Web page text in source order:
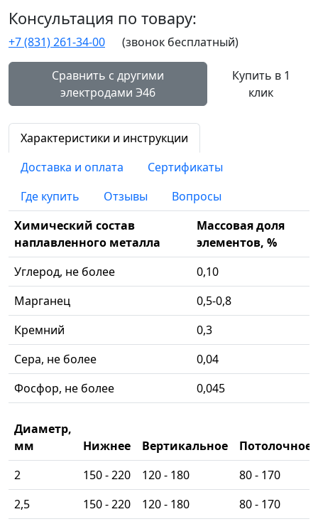
Консультация по товару:
+7 (831) 261-34-00 (звонок бесплатный)
Сравнить с другими
электродами Э46
Купить в 1
клик
Характеристики и инструкции
Доставка и оплата
Сертификаты
Где купить
Отзывы
Вопросы
Химический состав
наплавленного металла
Массовая доля
элементов, %
Углерод, не более
0,10
Марганец
0,5-0,8
Кремний
0,3
Сера, не более
0,04
Фосфор, не более
0,045
Диаметр,
мм
Нижнее Вертикальное
Потолочное
2
150 - 220 120 - 180
80 - 170
2,5
150 - 220 120 - 180
80 - 170